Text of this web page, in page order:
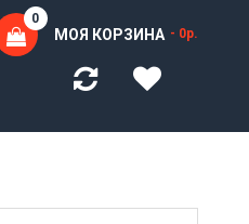
МОЯ КОРЗИНА
0
- 0р.